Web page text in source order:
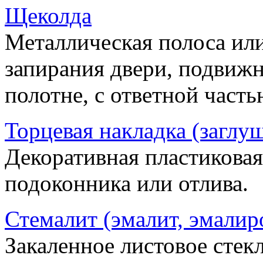
Щеколда
Металлическая полоса
запирания двери,
полотне, с ответной
Торцевая накладка
Декоративная
подоконника или отлива.
Стемалит (эмалит,
Закаленное листовое